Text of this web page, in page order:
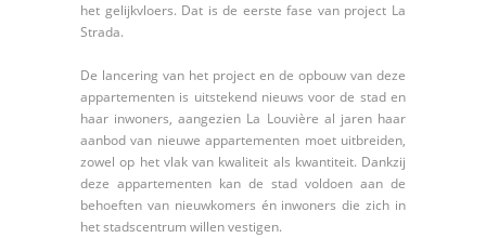
het gelijkvloers. Dat is de eerste fase van project La
Strada.
De lancering van het project en de opbouw van deze
appartementen is uitstekend nieuws voor de stad en
haar inwoners, aangezien La Louvière al jaren haar
aanbod van nieuwe appartementen moet uitbreiden,
zowel op het vlak van kwaliteit als kwantiteit. Dankzij
deze appartementen kan de stad voldoen aan de
behoeften van nieuwkomers én inwoners die zich in
het stadscentrum willen vestigen.